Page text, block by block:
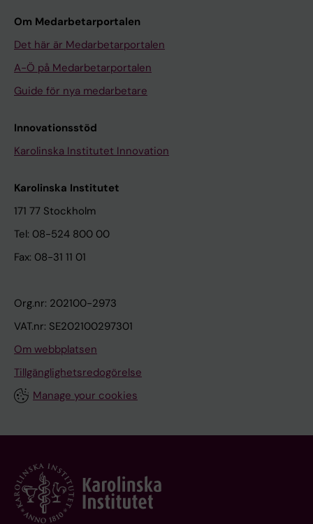
Om Medarbetarportalen
Det här är Medarbetarportalen
A-Ö på Medarbetarportalen
Guide för nya medarbetare
Innovationsstöd
Karolinska Institutet Innovation
Karolinska Institutet
171 77 Stockholm
Tel: 08-524 800 00
Fax: 08-31 11 01
Org.nr: 202100-2973
VAT.nr: SE202100297301
Om webbplatsen
Tillgänglighetsredogörelse
Manage your cookies